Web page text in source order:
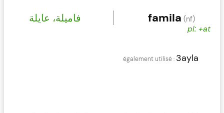
فاميلة، عايلة famila (nf)
pl: +at
3ayla